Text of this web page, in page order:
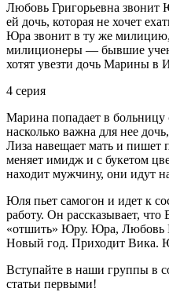
Любовь Григорьевна звонит
ей дочь, которая не хочет
Юра звонит в ту же
милиционеры — бывшие
хотят увезти дочь Марины в
4 серия
Марина попадает в больницу
насколько важна для нее
Лиза навещает мать и
меняет имидж и с букетом
находит мужчину, они идут
Юля пьет самогон и идет к
работу. Он рассказывает, что
«отшить» Юру. Юра, Любовь
Новый год. Приходит Вика.
Вступайте в наши группы в
статьи первыми!